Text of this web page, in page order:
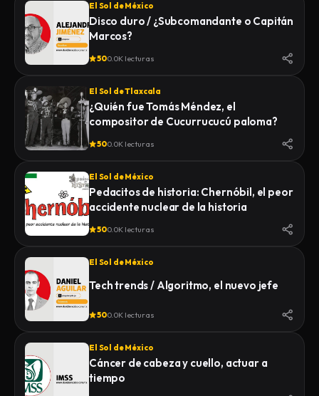
El Sol de México
Disco duro / ¿Subcomandante o Capitán
Marcos?
500.0K lecturas
El Sol de Tlaxcala
¿Quién fue Tomás Méndez, el
compositor de Cucurrucucú paloma?
500.0K lecturas
El Sol de México
Pedacitos de historia: Chernóbil, el peor
accidente nuclear de la historia
500.0K lecturas
El Sol de México
Tech trends / Algoritmo, el nuevo jefe
500.0K lecturas
El Sol de México
Cáncer de cabeza y cuello, actuar a
tiempo